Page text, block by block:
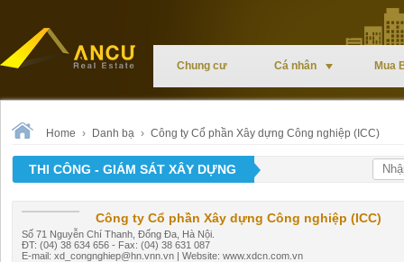
Chung cư Cá nhân Mua
Home › Danh bạ › Công ty Cổ phần Xây dựng Công nghiệp (ICC)
THI CÔNG - GIÁM SÁT XÂY DỰNG
Công ty Cổ phần Xây dựng Công nghiệp (ICC)
Số 71 Nguyễn Chí Thanh, Đống Đa, Hà Nội.
ĐT: (04) 38 634 656 - Fax: (04) 38 631 087
E-mail: xd_congnghiep@hn.vnn.vn | Website: www.xdcn.com.vn